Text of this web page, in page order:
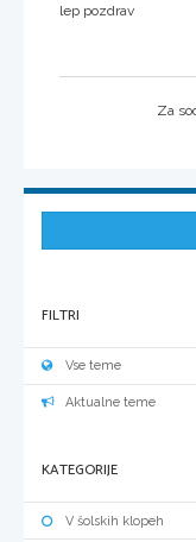
lep pozdrav
Za
FILTRI
Vse teme
Aktualne teme
KATEGORIJE
V šolskih klopeh